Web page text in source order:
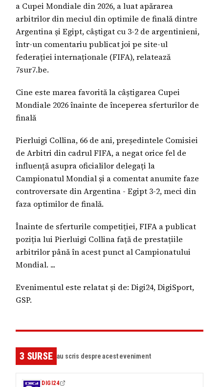
a Cupei Mondiale din 2026, a luat apărarea
arbitrilor din meciul din optimile de finală dintre
Argentina și Egipt, câștigat cu 3-2 de argentinieni,
într-un comentariu publicat joi pe site-ul
federației internaționale (FIFA), relatează
7sur7.be.
Cine este marea favorită la câștigarea Cupei
Mondiale 2026 înainte de începerea sferturilor de
finală
Pierluigi Collina, 66 de ani, președintele Comisiei
de Arbitri din cadrul FIFA, a negat orice fel de
influență asupra oficialilor delegați la
Campionatul Mondial și a comentat anumite faze
controversate din Argentina - Egipt 3-2, meci din
faza optimilor de finală.
Înainte de sferturile competiției, FIFA a publicat
poziția lui Pierluigi Collina față de prestațiile
arbitrilor până în acest punct al Campionatului
Mondial. ...
Evenimentul este relatat și de: Digi24, DigiSport,
GSP.
3SURSE au scris despre acest eveniment
DIGI24